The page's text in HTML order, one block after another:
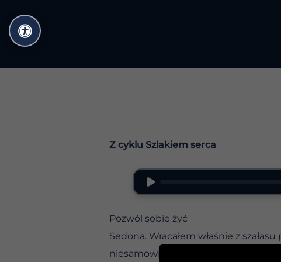
do
treści
Z cyklu Szlakiem serca
Pozwól sobie żyć
Sedona. Wracałem właśnie z
niesamowite podekscytowanie, ale